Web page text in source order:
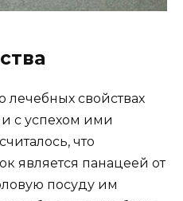
свойствах
с успехом ими
что
является панацеей от
посуду им